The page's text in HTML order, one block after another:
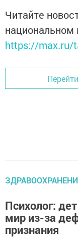
Читайте
https://max.ru/
Психолог:
мир из-за
признания